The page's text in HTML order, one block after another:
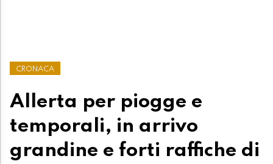
CRONACA
Allerta per piogge e
temporali, in arrivo
grandine e forti raffiche di